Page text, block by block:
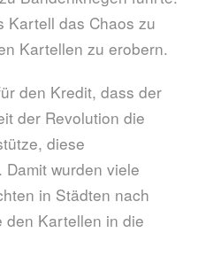
Kartell das Chaos zu
Kartellen zu erobern.
den Kredit, dass der
der Revolution die
diese
wurden viele
in Städten nach
den Kartellen in die